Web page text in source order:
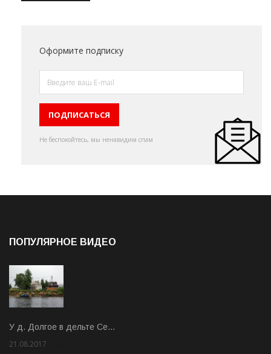
Оформите подписку
Не беспокойтесь, мы ненавидим спам
ПОПУЛЯРНОЕ ВИДЕО
У д. Долгое в дельте Се…
21.08.2017